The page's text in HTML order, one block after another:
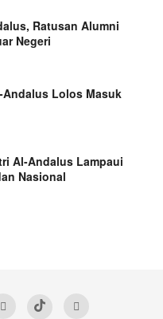
Ratusan Alumni
Negeri
Andalus Lolos Masuk
Al-Andalus Lampaui
Nasional